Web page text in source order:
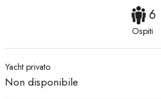
6
Ospiti
Yacht privato
Non disponibile